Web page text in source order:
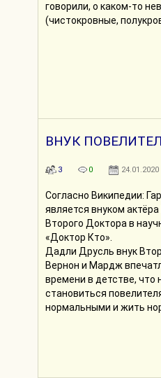
говорили, о каком-то
(чистокровные,
ВНУК
3 0 24.01.2020
Согласно Википедии:
является внуком
Второго Доктора в
«Доктор Кто».
Дадли Друсль внук
Вернон и Мардж
времени в детстве, что
становиться
нормальными и жить